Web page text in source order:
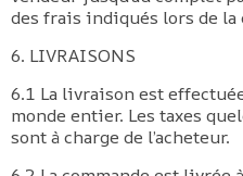
des frais indiqués lors de la
6. LIVRAISONS
6.1 La livraison est
monde entier. Les taxes
sont à charge de l’acheteur.